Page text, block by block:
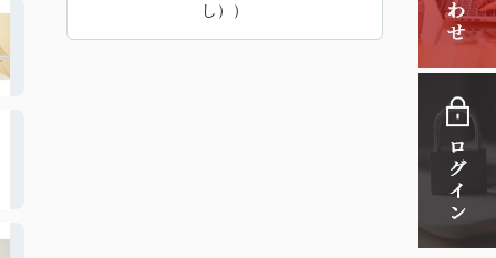
し））